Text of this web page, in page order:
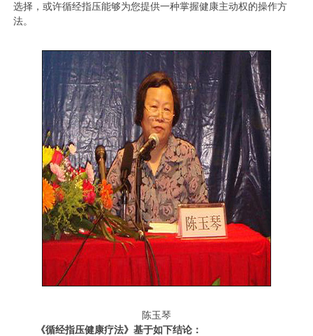
选择，或许循经指压能够为您提供一种掌握健康主动权的操作方
法。
陈玉琴
《循经指压健康疗法》基于如下结论：